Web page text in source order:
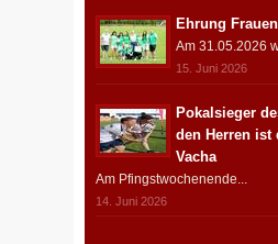
Ehrung
Am 31.05.2026
15. Juni 2026
Pokalsieger
den Herren ist
Vacha
Am Pfingstwochenende...
14. Juni 2026